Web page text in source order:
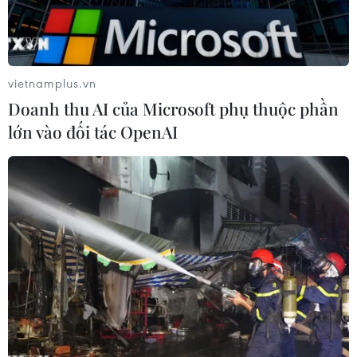
Rác thải được bố trí thành nhiều thùng riêng biệt để người dân
phân loại tại trung tâm thương mại AEON, Kuala Lumpur,
Malaysia. (Ảnh: Bình Thanh/TTXVN)
Chính phủ Malaysia vừa đưa ra quyết định yêu
vietnamplus.vn
Doanh thu AI của Microsoft phụ thuộc phần
lớn vào đối tác OpenAI